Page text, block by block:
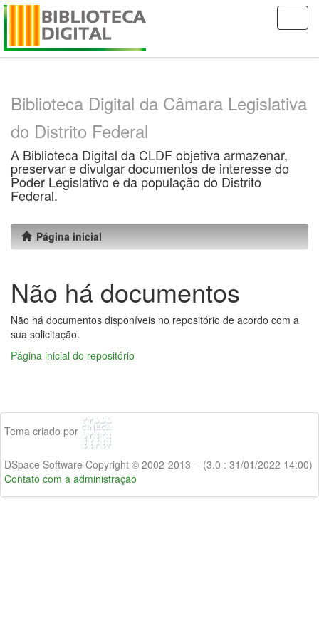
Skip
Biblioteca Digital da Câmara Legislativa
do Distrito Federal
A Biblioteca Digital da CLDF objetiva armazenar,
preservar e divulgar documentos de interesse do
Poder Legislativo e da população do Distrito
Federal.
Página inicial
Não há documentos
Não há documentos disponíveis no repositório de acordo com a
sua solicitação.
Página inicial do repositório
Tema criado por
DSpace Software Copyright © 2002-2013 - (3.0 : 31/01/2022 14:00)
Contato com a administração